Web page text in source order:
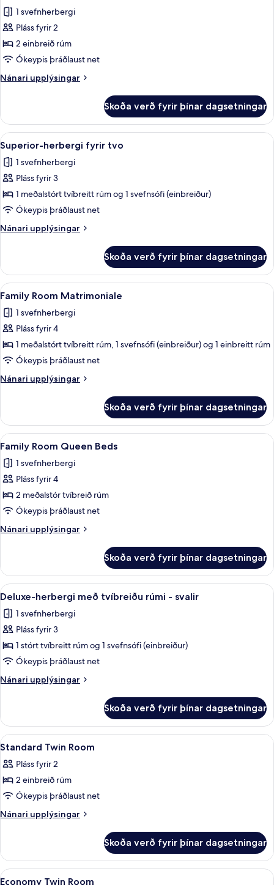
myndir
fyrir
Standard
Twin
1 svefnherbergi
Pláss fyrir 2
2 einbreið rúm
Ókeypis þráðlaust net
Nánari upplýsingar
Nánari
Twin
Skoða verð fyrir þínar dagsetningar
Skoða
allar
myndir
fyrir
Superior-
herbergi
fyrir
tvo
Superior-herbergi fyrir tvo |
7
Superior-herbergi fyrir tvo
1 svefnherbergi
Pláss fyrir 3
1 meðalstórt tvíbreitt rúm og 1 svefnsófi (einbreiður)
Ókeypis þráðlaust net
Nánari upplýsingar
Nánari
herbergi
fyrir
tvo
Skoða verð fyrir þínar dagsetningar
Skoða
allar
myndir
fyrir
Family
Room
Matrimoniale
Family Room Matrimoniale |
7
Family Room Matrimoniale
1 svefnherbergi
Pláss fyrir 4
1 meðalstórt tvíbreitt rúm, 1 svefnsófi (einbreiður) og 1 einbreitt rúm
Ókeypis þráðlaust net
Nánari upplýsingar
Nánari
Room
Matrimoniale
Skoða verð fyrir þínar dagsetningar
Skoða
allar
myndir
fyrir
Family
Room
Queen
Beds
Family Room Queen Beds |
7
Family Room Queen Beds
1 svefnherbergi
Pláss fyrir 4
2 meðalstór tvíbreið rúm
Ókeypis þráðlaust net
Nánari upplýsingar
Nánari
Room
Queen
Beds
Skoða verð fyrir þínar dagsetningar
Skoða
allar
myndir
fyrir
Deluxe-
herbergi
með
tvíbreiðu
-
svalir
Deluxe-herbergi með tvíbreiðu
5
Deluxe-herbergi með tvíbreiðu rúmi - svalir
1 svefnherbergi
Pláss fyrir 3
1 stórt tvíbreitt rúm og 1 svefnsófi (einbreiður)
Ókeypis þráðlaust net
Nánari upplýsingar
Nánari
herbergi
með
tvíbreiðu
-
svalir
Skoða verð fyrir þínar dagsetningar
Skoða
allar
myndir
fyrir
Standard
Twin
Dúnsængur, míníbar, öryggishólf í
4
Standard Twin Room
Pláss fyrir 2
2 einbreið rúm
Ókeypis þráðlaust net
Nánari upplýsingar
Nánari
Twin
Room
Skoða verð fyrir þínar dagsetningar
Skoða
Dúnsængur, míníbar, öryggishólf í
5
Economy Twin Room